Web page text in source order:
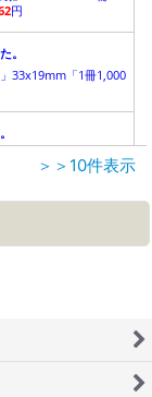
＞＞10件表示